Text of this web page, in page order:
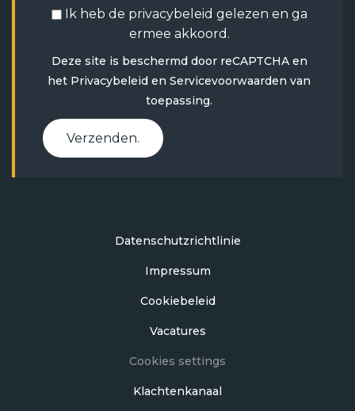
Ik heb de privacybeleid gelezen en ga
ermee akkoord.
Deze site is beschermd door reCAPTCHA en
het Privacybeleid en Servicevoorwaarden van
toepassing.
Verzenden.
Datenschutzrichtlinie
Impressum
Cookiebeleid
Vacatures
Cookies settings
Klachtenkanaal